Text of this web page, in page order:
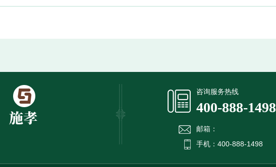
咨询服务热线
400-888-1498
邮箱：
手机：400-888-1498
提交信息